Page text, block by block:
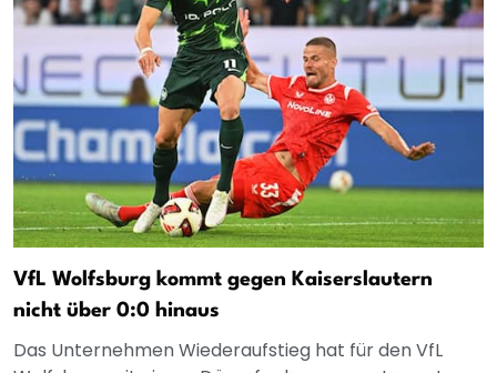
VfL Wolfsburg kommt gegen Kaiserslautern
nicht über 0:0 hinaus
Das Unternehmen Wiederaufstieg hat für den VfL